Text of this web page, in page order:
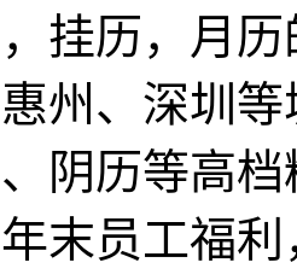
挂历，月
州、深圳
阴历等高
末员工福